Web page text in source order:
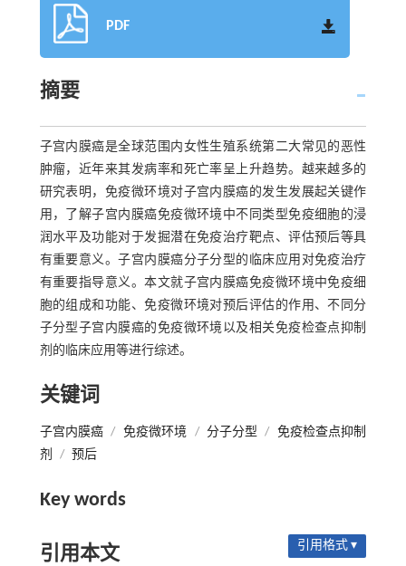
PDF
摘要
子宫内膜癌是全球范围内女性生殖系统第二大常见的恶性
肿瘤，近年来其发病率和死亡率呈上升趋势。越来越多的
研究表明，免疫微环境对子宫内膜癌的发生发展起关键作
用，了解子宫内膜癌免疫微环境中不同类型免疫细胞的浸
润水平及功能对于发掘潜在免疫治疗靶点、评估预后等具
有重要意义。子宫内膜癌分子分型的临床应用对免疫治疗
有重要指导意义。本文就子宫内膜癌免疫微环境中免疫细
胞的组成和功能、免疫微环境对预后评估的作用、不同分
子分型子宫内膜癌的免疫微环境以及相关免疫检查点抑制
剂的临床应用等进行综述。
关键词
子宫内膜癌 / 免疫微环境 / 分子分型 / 免疫检查点抑制
剂
/ 预后
Key words
引用本文 引用格式 ▾